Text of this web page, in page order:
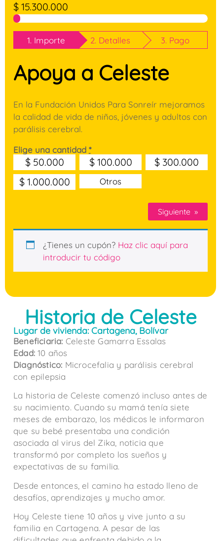
$ 15.300.000
1. Importe 2. Detalles 3. Pago
Apoya a Celeste
En la Fundación Unidos Para Sonreír mejoramos
la calidad de vida de niños, jóvenes y adultos con
parálisis cerebral.
Elige una cantidad *
$50.000 $100.000 $ 300.000
$1.000.000 Otros
»
¿Tienes un cupón? Haz clic aquí para
introducir tu código
Historia de Celeste
Lugar de vivienda: Cartagena, Bolívar
Beneficiaria: Celeste Gamarra Essalas
Edad: 10 años
Diagnóstico: Microcefalia y parálisis cerebral
con epilepsia
La historia de Celeste comenzó incluso antes de
su nacimiento. Cuando su mamá tenía siete
meses de embarazo, los médicos le informaron
que su bebé presentaba una condición
asociada al virus del Zika, noticia que
transformó por completo los sueños y
expectativas de su familia.
Desde entonces, el camino ha estado lleno de
desafíos, aprendizajes y mucho amor.
Hoy Celeste tiene 10 años y vive junto a su
familia en Cartagena. A pesar de las